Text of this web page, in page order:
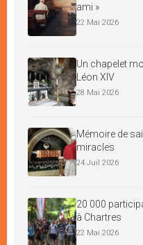
ami »
22 Mai 2026
Un chapelet
Léon XIV
28 Mai 2026
Mémoire de
miracles
24 Juil 2026
20 000
à Chartres
22 Mai 2026